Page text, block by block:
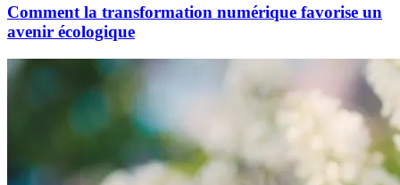
Comment la transformation numérique favorise un
avenir écologique